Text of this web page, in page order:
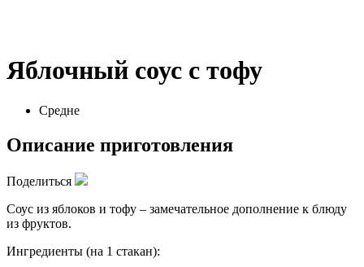
Яблочный соус с тофу
Средне
Описание приготовления
Поделиться
Соус из яблоков и тофу – замечательное дополнение к блюду
из фруктов.
Ингредиенты (на 1 стакан):